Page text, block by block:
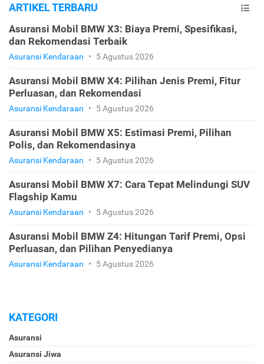
ARTIKEL TERBARU
Asuransi Mobil BMW X3: Biaya Premi, Spesifikasi,
dan Rekomendasi Terbaik
Asuransi Kendaraan • 5 Agustus 2026
Asuransi Mobil BMW X4: Pilihan Jenis Premi, Fitur
Perluasan, dan Rekomendasi
Asuransi Kendaraan • 5 Agustus 2026
Asuransi Mobil BMW X5: Estimasi Premi, Pilihan
Polis, dan Rekomendasinya
Asuransi Kendaraan • 5 Agustus 2026
Asuransi Mobil BMW X7: Cara Tepat Melindungi SUV
Flagship Kamu
Asuransi Kendaraan • 5 Agustus 2026
Asuransi Mobil BMW Z4: Hitungan Tarif Premi, Opsi
Perluasan, dan Pilihan Penyedianya
Asuransi Kendaraan • 5 Agustus 2026
KATEGORI
Asuransi
Asuransi Jiwa